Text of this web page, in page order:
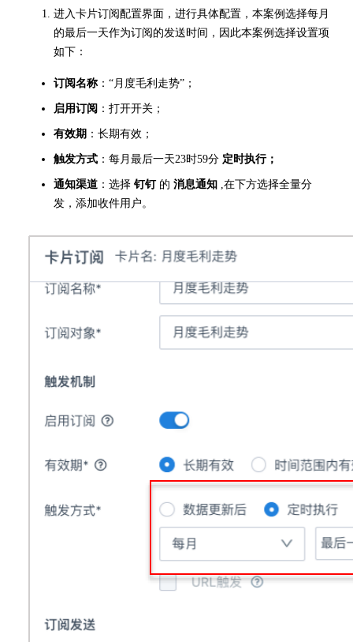
进入卡片订阅配置界面，进行具体配置，本案例选择每月
的最后一天作为订阅的发送时间，因此本案例选择设置项
如下：
订阅名称 ：“月度毛利走势”；
启用订阅 ：打开开关；
有效期 ：长期有效；
触发方式 ：每月最后一天23时59分 定时执行；
通知渠道 ：选择 钉钉的 消息通知 ,在下方选择全量分
发，添加收件用户。